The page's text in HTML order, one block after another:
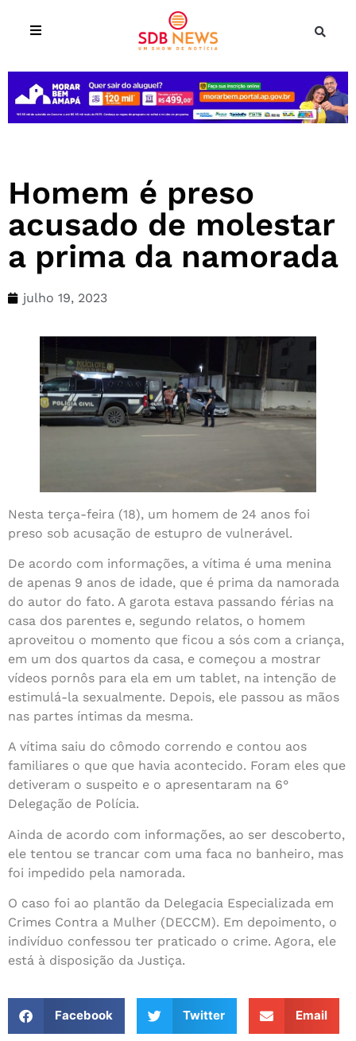
Homem é preso
acusado de molestar
a prima da namorada
julho 19, 2023
Nesta terça-feira (18), um homem de 24 anos foi
preso sob acusação de estupro de vulnerável.
De acordo com informações, a vítima é uma menina
de apenas 9 anos de idade, que é prima da namorada
do autor do fato. A garota estava passando férias na
casa dos parentes e, segundo relatos, o homem
aproveitou o momento que ficou a sós com a criança,
em um dos quartos da casa, e começou a mostrar
vídeos pornôs para ela em um tablet, na intenção de
estimulá-la sexualmente. Depois, ele passou as mãos
nas partes íntimas da mesma.
A vítima saiu do cômodo correndo e contou aos
familiares o que que havia acontecido. Foram eles que
detiveram o suspeito e o apresentaram na 6°
Delegação de Polícia.
Ainda de acordo com informações, ao ser descoberto,
ele tentou se trancar com uma faca no banheiro, mas
foi impedido pela namorada.
O caso foi ao plantão da Delegacia Especializada em
Crimes Contra a Mulher (DECCM). Em depoimento, o
indivíduo confessou ter praticado o crime. Agora, ele
está à disposição da Justiça.
Facebook Twitter Email